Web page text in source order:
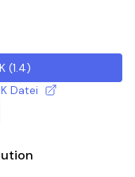
(1.4)
Datei